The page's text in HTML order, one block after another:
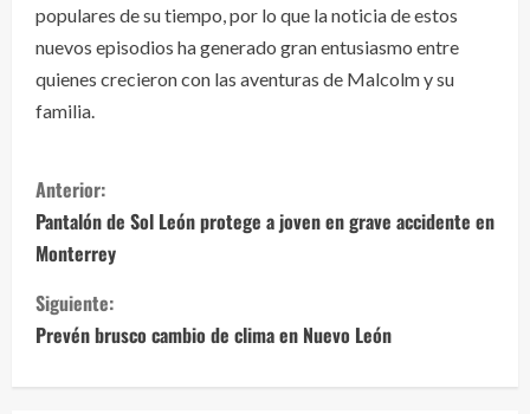
populares de su tiempo, por lo que la noticia de estos
nuevos episodios ha generado gran entusiasmo entre
quienes crecieron con las aventuras de Malcolm y su
familia.
S
i
g
u
e
Anterior:
Pantalón de Sol León protege a joven en grave accidente en
Monterrey
Siguiente:
Prevén brusco cambio de clima en Nuevo León